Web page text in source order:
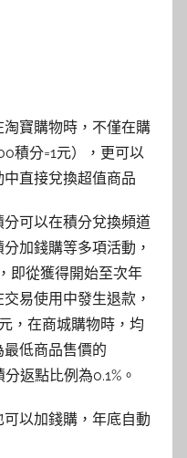
寶購物時，不僅在購
積分=1元），更可以
直接兌換超值商品
可以在積分兌換頻道
加錢購等多項活動，
即從獲得開始至次年
易使用中發生退款，
，在商城購物時，均
低商品售價的
返點比例為0.1%。
以加錢購，年底自動